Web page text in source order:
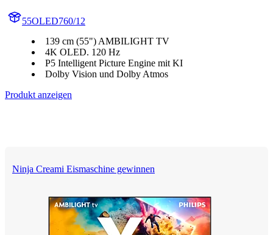
55OLED760/12
139 cm (55") AMBILIGHT TV
4K OLED. 120 Hz
P5 Intelligent Picture Engine mit KI
Dolby Vision und Dolby Atmos
Produkt anzeigen
Ninja Creami Eismaschine gewinnen